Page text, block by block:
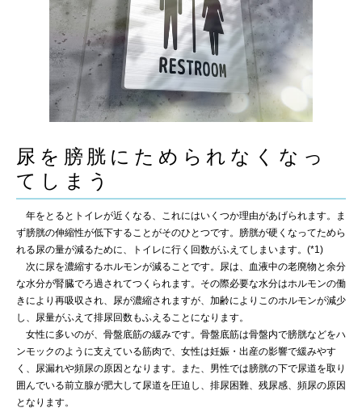
尿を膀胱にためられなくなっ
てしまう
年をとるとトイレが近くなる、これにはいくつか理由があげられます。ま
ず膀胱の伸縮性が低下することがそのひとつです。膀胱が硬くなってためら
れる尿の量が減るために、トイレに行く回数がふえてしまいます。(*1)
次に尿を濃縮するホルモンが減ることです。尿は、血液中の老廃物と余分
な水分が腎臓でろ過されてつくられます。その際必要な水分はホルモンの働
きにより再吸収され、尿が濃縮されますが、加齢によりこのホルモンが減少
し、尿量がふえて排尿回数もふえることになります。
女性に多いのが、骨盤底筋の緩みです。骨盤底筋は骨盤内で膀胱などをハ
ンモックのように支えている筋肉で、女性は妊娠・出産の影響で緩みやす
く、尿漏れや頻尿の原因となります。また、男性では膀胱の下で尿道を取り
囲んでいる前立腺が肥大して尿道を圧迫し、排尿困難、残尿感、頻尿の原因
となります。